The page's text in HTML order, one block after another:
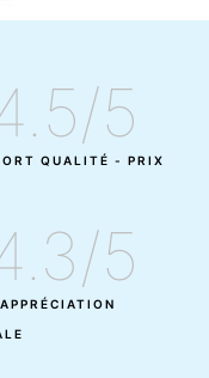
QUALITÉ - PRIX
/5
/5